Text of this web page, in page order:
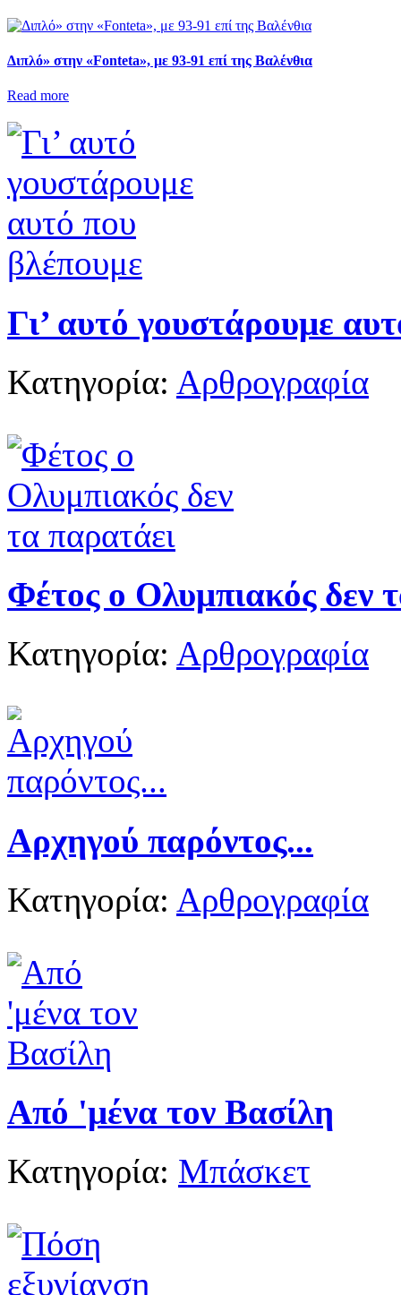
Διπλό» στην «Fonteta», με 93-91 επί της Βαλένθια
Read more
Γι’ αυτό γουστάρουμε
Κατηγορία: Αρθρογραφία
Φέτος ο Ολυμπιακός δεν
Κατηγορία: Αρθρογραφία
Αρχηγού παρόντος...
Κατηγορία: Αρθρογραφία
Από 'μένα τον Βασίλη
Κατηγορία: Μπάσκετ